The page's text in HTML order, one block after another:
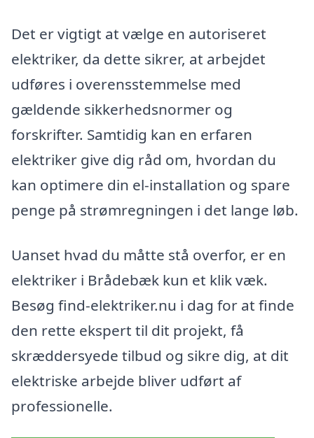
Det er vigtigt at vælge en autoriseret
elektriker, da dette sikrer, at arbejdet
udføres i overensstemmelse med
gældende sikkerhedsnormer og
forskrifter. Samtidig kan en erfaren
elektriker give dig råd om, hvordan du
kan optimere din el-installation og spare
penge på strømregningen i det lange løb.
Uanset hvad du måtte stå overfor, er en
elektriker i Brådebæk kun et klik væk.
Besøg find-elektriker.nu i dag for at finde
den rette ekspert til dit projekt, få
skræddersyede tilbud og sikre dig, at dit
elektriske arbejde bliver udført af
professionelle.